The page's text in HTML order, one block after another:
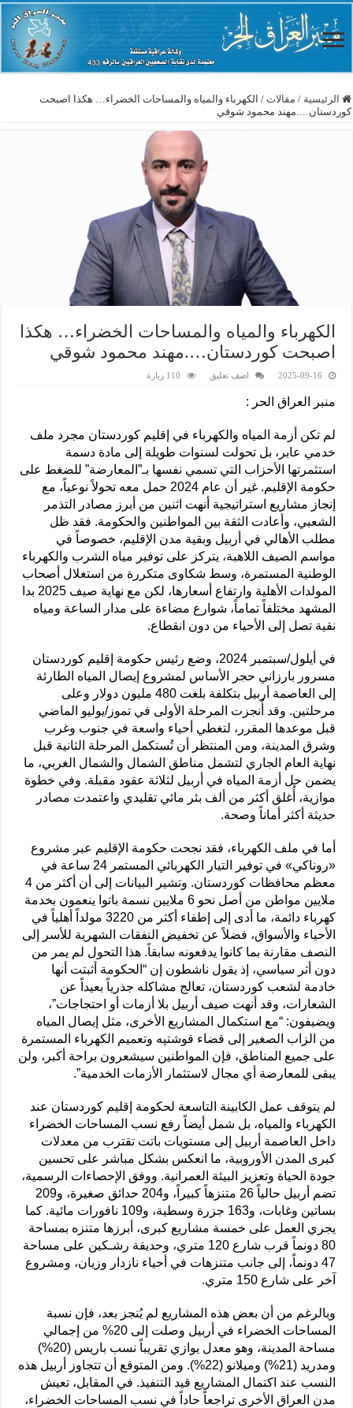
الرئيسية / مقالات / الكهرباء والمياه والمساحات الخضراء… هكذا اصبحت
كوردستان….مهند محمود شوقي
الكهرباء والمياه والمساحات الخضراء… هكذا
اصبحت كوردستان….مهند محمود شوقي
2025-09-16 اضف تعليق 110 زيارة
منبر العراق الحر :
لم تكن أزمة المياه والكهرباء في إقليم كوردستان مجرد ملف
خدمي عابر، بل تحولت لسنوات طويلة إلى مادة دسمة
استثمرتها الأحزاب التي تسمي نفسها بـ”المعارضة” للضغط على
حكومة الإقليم. غير أن عام 2024 حمل معه تحولاً نوعياً، مع
إنجاز مشاريع استراتيجية أنهت اثنين من أبرز مصادر التذمر
الشعبي، وأعادت الثقة بين المواطنين والحكومة. فقد ظل
مطلب الأهالي في أربيل وبقية مدن الإقليم، خصوصاً في
مواسم الصيف اللاهبة، يتركز على توفير مياه الشرب والكهرباء
الوطنية المستمرة، وسط شكاوى متكررة من استغلال أصحاب
المولدات الأهلية وارتفاع أسعارها، لكن مع نهاية صيف 2025 بدا
المشهد مختلفاً تماماً، شوارع مضاءة على مدار الساعة ومياه
نقية تصل إلى الأحياء من دون انقطاع.
في أيلول/سبتمبر 2024، وضع رئيس حكومة إقليم كوردستان
مسرور بارزاني حجر الأساس لمشروع إيصال المياه الطارئة
إلى العاصمة أربيل بتكلفة بلغت 480 مليون دولار وعلى
مرحلتين. وقد أُنجزت المرحلة الأولى في تموز/يوليو الماضي
قبل موعدها المقرر، لتغطي أحياء واسعة في جنوب وغرب
وشرق المدينة، ومن المنتظر أن تُستكمل المرحلة الثانية قبل
نهاية العام الجاري لتشمل مناطق الشمال والشمال الغربي، ما
يضمن حل أزمة المياه في أربيل لثلاثة عقود مقبلة. وفي خطوة
موازية، أُغلق أكثر من ألف بئر مائي تقليدي واعتمدت مصادر
حديثة أكثر أماناً وصحة.
أما في ملف الكهرباء، فقد نجحت حكومة الإقليم عبر مشروع
«روناكي» في توفير التيار الكهربائي المستمر 24 ساعة في
معظم محافظات كوردستان. وتشير البيانات إلى أن أكثر من 4
ملايين مواطن من أصل نحو 6 ملايين نسمة باتوا ينعمون بخدمة
كهرباء دائمة، ما أدى إلى إطفاء أكثر من 3220 مولداً أهلياً في
الأحياء والأسواق، فضلاً عن تخفيض النفقات الشهرية للأسر إلى
النصف مقارنة بما كانوا يدفعونه سابقاً. هذا التحول لم يمر من
دون أثر سياسي، إذ يقول ناشطون إن “الحكومة أثبتت أنها
خادمة لشعب كوردستان، تعالج مشاكله جذرياً بعيداً عن
الشعارات، وقد أنهت صيف أربيل بلا أزمات أو احتجاجات”،
ويضيفون: “مع استكمال المشاريع الأخرى، مثل إيصال المياه
من الزاب الصغير إلى قضاء قوشتپە وتعميم الكهرباء المستمرة
على جميع المناطق، فإن المواطنين سيشعرون براحة أكبر، ولن
يبقى للمعارضة أي مجال لاستثمار الأزمات الخدمية”.
لم يتوقف عمل الكابينة التاسعة لحكومة إقليم كوردستان عند
الكهرباء والمياه، بل شمل أيضاً رفع نسب المساحات الخضراء
داخل العاصمة أربيل إلى مستويات باتت تقترب من معدلات
كبرى المدن الأوروبية، ما انعكس بشكل مباشر على تحسين
جودة الحياة وتعزيز البيئة العمرانية. ووفق الإحصاءات الرسمية،
تضم أربيل حالياً 26 متنزهاً كبيراً، و204 حدائق صغيرة، و209
بساتين وغابات، و163 جزرة وسطية، و109 نافورات مائية. كما
يجري العمل على خمسة مشاريع كبرى، أبرزها متنزه بمساحة
80 دونماً قرب شارع 120 متري، وحديقة رشـكين على مساحة
47 دونماً، إلى جانب متنزهات في أحياء نازدار وزيان، ومشروع
آخر على شارع 150 متري.
وبالرغم من أن بعض هذه المشاريع لم يُنجز بعد، فإن نسبة
المساحات الخضراء في أربيل وصلت إلى 20% من إجمالي
مساحة المدينة، وهو معدل يوازي تقريباً نسب باريس (20%)
ومدريد (21%) وميلانو (22%). ومن المتوقع أن تتجاوز أربيل هذه
النسب عند اكتمال المشاريع قيد التنفيذ. في المقابل، تعيش
مدن العراق الأخرى تراجعاً حاداً في نسب المساحات الخضراء،